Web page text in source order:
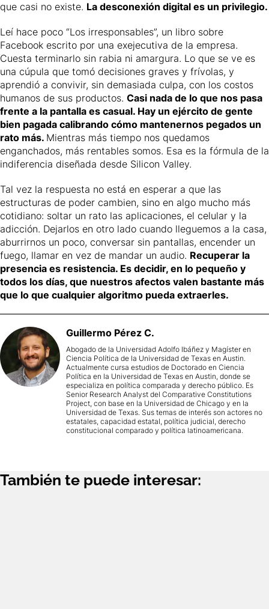
que casi no existe. La desconexión digital es un privilegio.
Leí hace poco “Los irresponsables”, un libro sobre
Facebook escrito por una exejecutiva de la empresa.
Cuesta terminarlo sin rabia ni amargura. Lo que se ve es
una cúpula que tomó decisiones graves y frívolas, y
aprendió a convivir, sin demasiada culpa, con los costos
humanos de sus productos. Casi nada de lo que nos pasa
frente a la pantalla es casual. Hay un ejército de gente
bien pagada calibrando cómo mantenernos pegados un
rato más. Mientras más tiempo nos quedamos
enganchados, más rentables somos. Esa es la fórmula de la
indiferencia diseñada desde Silicon Valley.
Tal vez la respuesta no está en esperar a que las
estructuras de poder cambien, sino en algo mucho más
cotidiano: soltar un rato las aplicaciones, el celular y la
adicción. Dejarlos en otro lado cuando lleguemos a la casa,
aburrirnos un poco, conversar sin pantallas, encender un
fuego, llamar en vez de mandar un audio. Recuperar la
presencia es resistencia. Es decidir, en lo pequeño y
todos los días, que nuestros afectos valen bastante más
que lo que cualquier algoritmo pueda extraerles.
Guillermo Pérez C.
Abogado de la Universidad Adolfo Ibáñez y Magíster en
Ciencia Política de la Universidad de Texas en Austin.
Actualmente cursa estudios de Doctorado en Ciencia
Política en la Universidad de Texas en Austin, donde se
especializa en política comparada y derecho público. Es
Senior Research Analyst del Comparative Constitutions
Project, con base en la Universidad de Chicago y en la
Universidad de Texas. Sus temas de interés son actores no
estatales, capacidad estatal, política judicial, derecho
constitucional comparado y política latinoamericana.
También te puede interesar: